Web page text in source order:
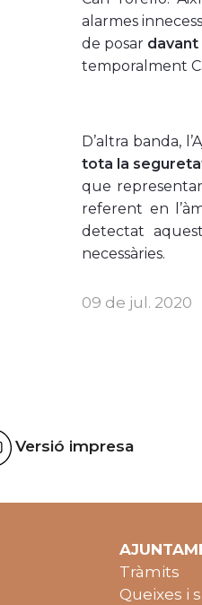
alarmes
de posar
temporalment
D’altra banda,
tota la
que
referent en
detectat
necessàries.
09 de jul. 2020
Versió impresa
Tràmits
Queixes i